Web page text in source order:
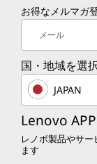
イ
オン
専用ニュー
とCopilot+
します。
で、必要
16.0型
16.0型 WUXGA
ライト軽減、光
インターフェ
HDMIポートｘ
ロット（
7.0)、Nano-
お得なメルマガ
メール
国・地域を選
JAPAN
Lenovo APP
レノボ製品やサ
ます